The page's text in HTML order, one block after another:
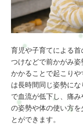
育児や子育てによる
つけなどで前かがみ
かかることで起こり
は長時間同じ姿勢に
で血流が低下し、痛
の姿勢や体の使い方
とができます。